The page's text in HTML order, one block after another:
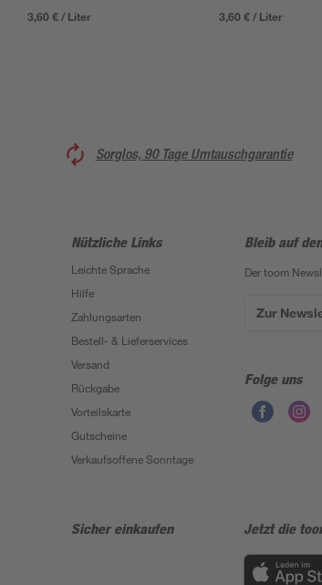
3,60 € / Liter 3,60 € / Liter
Sorglos, 90 Tage Umtauschgarantie
Nützliche Links
Leichte Sprache
Hilfe
Zahlungsarten
Bestell- & Lieferservices
Versand
Rückgabe
Vorteilskarte
Gutscheine
Verkaufsoffene Sonntage
Bleib auf
Der toom
Zur
Folge uns
Sicher einkaufen Jetzt die